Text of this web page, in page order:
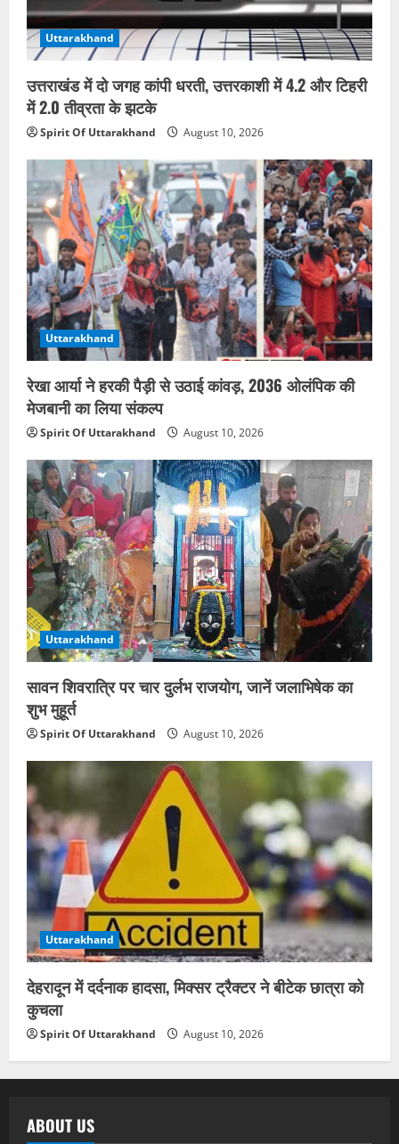
Uttarakhand
उत्तराखंड में दो जगह कांपी धरती, उत्तरकाशी में 4.2 और टिहरी
में 2.0 तीव्रता के झटके
Spirit Of Uttarakhand August 10, 2026
Uttarakhand
रेखा आर्या ने हरकी पैड़ी से उठाई कांवड़, 2036 ओलंपिक की
मेजबानी का लिया संकल्प
Spirit Of Uttarakhand August 10, 2026
Uttarakhand
सावन शिवरात्रि पर चार दुर्लभ राजयोग, जानें जलाभिषेक का
शुभ मुहूर्त
Spirit Of Uttarakhand August 10, 2026
Uttarakhand
देहरादून में दर्दनाक हादसा, मिक्सर ट्रैक्टर ने बीटेक छात्रा को
कुचला
Spirit Of Uttarakhand August 10, 2026
ABOUT US